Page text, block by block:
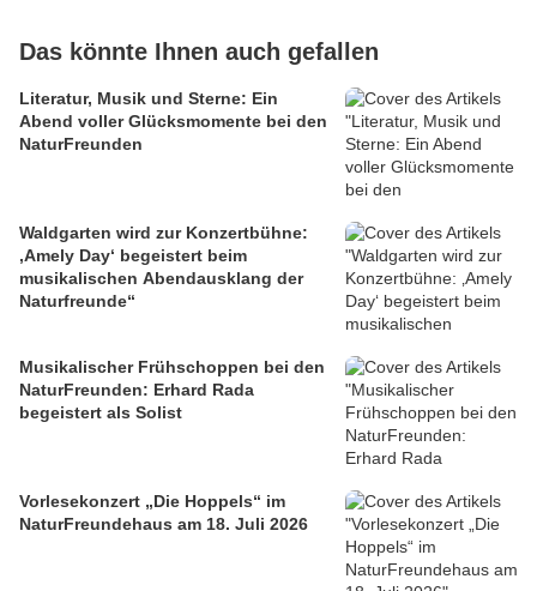
Das könnte Ihnen auch gefallen
Literatur, Musik und Sterne: Ein
Abend voller Glücksmomente bei den
NaturFreunden
Waldgarten wird zur Konzertbühne:
‚Amely Day‘ begeistert beim
musikalischen Abendausklang der
Naturfreunde“
Musikalischer Frühschoppen bei den
NaturFreunden: Erhard Rada
begeistert als Solist
Vorlesekonzert „Die Hoppels“ im
NaturFreundehaus am 18. Juli 2026